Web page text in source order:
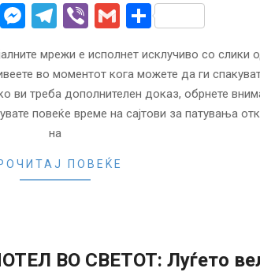
WhatsApp
Messenger
Telegram
ViberGmailShare
мрежи е исполнет исклучиво со слики
во моментот кога можете да ги
ви треба дополнителен доказ, обрнете
повеќе време на сајтови за патувања
на
ПОВЕЌЕ
ВО СВЕТОТ: Луѓето